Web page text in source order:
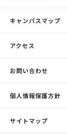
キャンパスマップ
アクセス
お問い合わせ
個人情報保護方針
サイトマップ